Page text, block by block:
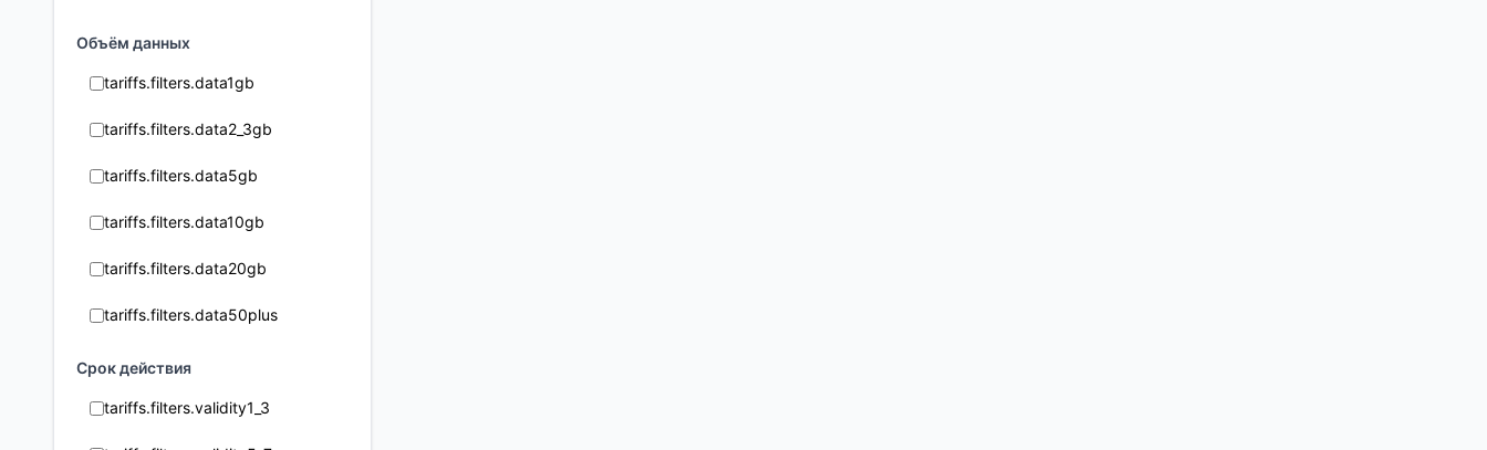
Объём данных
tariffs.filters.data1gb
tariffs.filters.data2_3gb
tariffs.filters.data5gb
tariffs.filters.data10gb
tariffs.filters.data20gb
tariffs.filters.data50plus
Срок действия
tariffs.filters.validity1_3